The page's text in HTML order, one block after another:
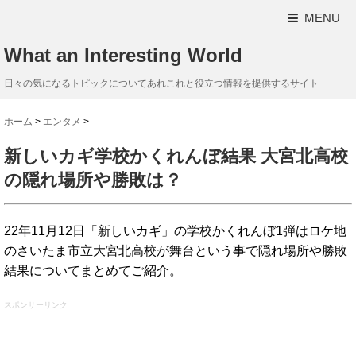
MENU
What an Interesting World
日々の気になるトピックについてあれこれと役立つ情報を提供するサイト
ホーム > エンタメ >
新しいカギ学校かくれんぼ結果 大宮北高校
の隠れ場所や勝敗は？
22年11月12日「新しいカギ」の学校かくれんぼ1弾はロケ地
のさいたま市立大宮北高校が舞台という事で隠れ場所や勝敗
結果についてまとめてご紹介。
スポンサーリンク